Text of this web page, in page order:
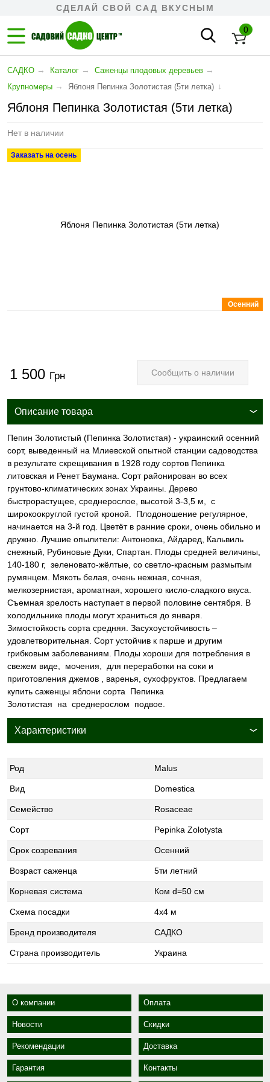
СДЕЛАЙ СВОЙ САД ВКУСНЫМ
0
САДКО → Каталог → Cаженцы плодовых деревьев →
Крупномеры → Яблоня Пепинка Золотистая (5ти летка) ↓
Яблоня Пепинка Золотистая (5ти летка)
Нет в наличии
Заказать на осень
Осенний
1 500 Грн Сообщить о наличии
Описание товара
Пепин Золотистый (Пепинка Золотистая) - украинский осенний
сорт, выведенный на Млиевской опытной станции садоводства
в результате скрещивания в 1928 году сортов Пепинка
литовская и Ренет Баумана. Сорт районирован во всех
грунтово-климатических зонах Украины. Дерево
быстрорастущее, среднерослое, высотой 3-3,5 м, с
широкоокруглой густой кроной. Плодоношение регулярное,
начинается на 3-й год. Цветёт в ранние сроки, очень обильно и
дружно. Лучшие опылители: Антоновка, Айдаред, Кальвиль
снежный, Рубиновые Дуки, Спартан. Плоды средней величины,
140-180 г, зеленовато-жёлтые, со светло-красным размытым
румянцем. Мякоть белая, очень нежная, сочная,
мелкозернистая, ароматная, хорошего кисло-сладкого вкуса.
Съемная зрелость наступает в первой половине сентября. В
холодильнике плоды могут храниться до января.
Зимостойкость сорта средняя. Засухоустойчивость –
удовлетворительная. Сорт устойчив к парше и другим
грибковым заболеваниям. Плоды хороши для потребления в
свежем виде, мочения, для переработки на соки и
приготовления джемов , варенья, сухофруктов. Предлагаем
купить саженцы яблони сорта Пепинка
Золотистая на среднерослом подвое.
Характеристики
Род Malus
Вид Domestica
Семейство Rosaceae
Сорт Pepinka Zolotysta
Срок созревания Осенний
Возраст саженца 5ти летний
Корневая система Ком d=50 см
Схема посадки 4х4 м
Бренд производителя САДКО
Страна производитель Украина
О компании Оплата
Новости Скидки
Рекомендации Доставка
Гарантия Контакты